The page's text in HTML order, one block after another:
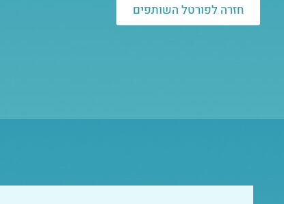
חזרה לפורטל השותפים